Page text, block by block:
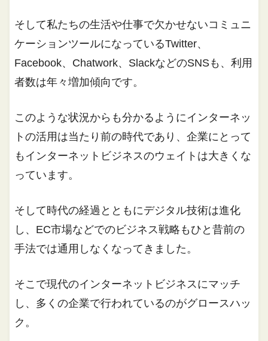
そして私たちの生活や仕事で欠かせないコミュニ
ケーションツールになっているTwitter、
Facebook、Chatwork、SlackなどのSNSも、利用
者数は年々増加傾向です。
このような状況からも分かるようにインターネッ
トの活用は当たり前の時代であり、企業にとって
もインターネットビジネスのウェイトは大きくな
っています。
そして時代の経過とともにデジタル技術は進化
し、EC市場などでのビジネス戦略もひと昔前の
手法では通用しなくなってきました。
そこで現代のインターネットビジネスにマッチ
し、多くの企業で行われているのがグロースハッ
ク。